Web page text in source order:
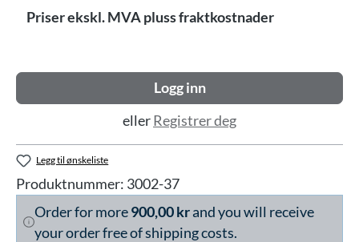
Priser ekskl. MVA pluss fraktkostnader
Logg inn
ellerRegistrer deg
Legg til ønskeliste
Produktnummer: 3002-37
Order for more900,00 krand you will receive
your order free of shipping costs.